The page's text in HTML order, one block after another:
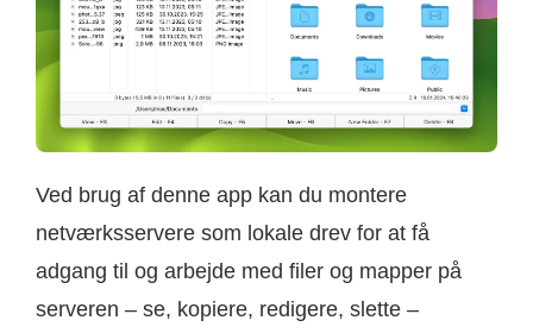
Ved brug af denne app kan du montere
netværksservere som lokale drev for at få
adgang til og arbejde med filer og mapper på
serveren – se, kopiere, redigere, slette –